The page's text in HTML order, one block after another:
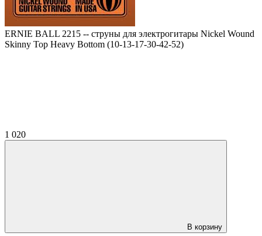
ERNIE BALL 2215 -- струны для электрогитары Nickel Wound
Skinny Top Heavy Bottom (10-13-17-30-42-52)
1 020
В корзину